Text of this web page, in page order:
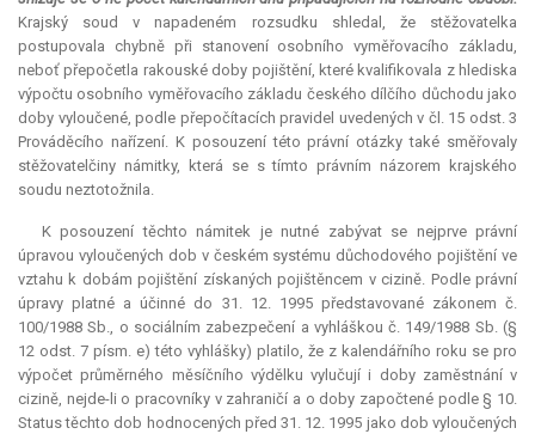
Krajský soud v napadeném rozsudku shledal, že stěžovatelka
postupovala chybně při stanovení osobního vyměřovacího základu,
neboť přepočetla rakouské doby pojištění, které kvalifikovala z hlediska
výpočtu osobního vyměřovacího základu českého dílčího důchodu jako
doby vyloučené, podle přepočítacích pravidel uvedených v čl. 15 odst. 3
Prováděcího nařízení. K posouzení této právní otázky také směřovaly
stěžovatelčiny námitky, která se s tímto právním názorem krajského
soudu neztotožnila.
K posouzení těchto námitek je nutné zabývat se nejprve právní
úpravou vyloučených dob v českém systému důchodového pojištění ve
vztahu k dobám pojištění získaných pojištěncem v cizině. Podle právní
úpravy platné a účinné do 31. 12. 1995 představované zákonem č.
100/1988 Sb., o sociálním zabezpečení a vyhláškou č. 149/1988 Sb. (§
12 odst. 7 písm. e) této vyhlášky) platilo, že z kalendářního roku se pro
výpočet průměrného měsíčního výdělku vylučují i doby zaměstnání v
cizině, nejde-li o pracovníky v zahraničí a o doby započtené podle § 10.
Statustěchto dob hodnocených před 31. 12. 1995 jako dob vyloučených